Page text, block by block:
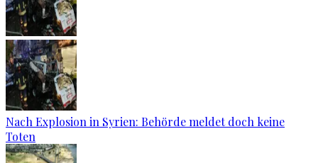
Nach Explosion in Syrien: Behörde meldet doch keine
Toten